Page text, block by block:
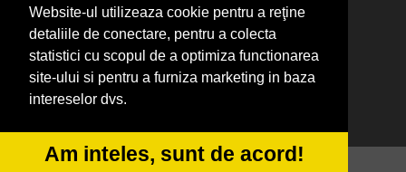
Website-ul utilizeaza cookie pentru a reţine
detaliile de conectare, pentru a colecta
statistici cu scopul de a optimiza functionarea
site-ului si pentru a furniza marketing in baza
intereselor dvs.
Am inteles, sunt de acord!
FirmaPieseAuto.ro
Anvelope-Sh.com
CentruInchirieri.ro
CuratareHota.com